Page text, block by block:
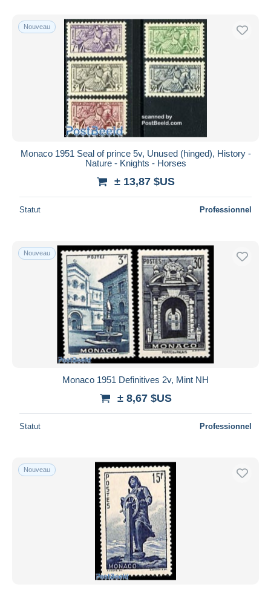
Nouveau
Monaco 1951 Seal of prince 5v, Unused (hinged), History -
Nature - Knights - Horses
± 13,87 $US
Statut Professionnel
Nouveau
Monaco 1951 Definitives 2v, Mint NH
± 8,67 $US
Statut Professionnel
Nouveau